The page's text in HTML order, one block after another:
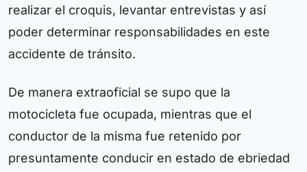
realizar el croquis, levantar entrevistas y así
poder determinar responsabilidades en este
accidente de tránsito.
De manera extraoficial se supo que la
motocicleta fue ocupada, mientras que el
conductor de la misma fue retenido por
presuntamente conducir en estado de ebriedad